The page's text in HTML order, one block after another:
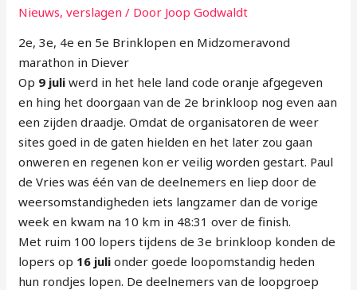
Nieuws,verslagen / Door Joop Godwaldt
2e, 3e, 4e en 5e Brinklopen en Midzomeravond
marathon in Diever
Op 9 juli werd in het hele land code oranje afgegeven
en hing het doorgaan van de 2e brinkloop nog even aan
een zijden draadje. Omdat de organisatoren de weer
sites goed in de gaten hielden en het later zou gaan
onweren en regenen kon er veilig worden gestart. Paul
de Vries was één van de deelnemers en liep door de
weersomstandigheden iets langzamer dan de vorige
week en kwam na 10 km in 48:31 over de finish.
Met ruim 100 lopers tijdens de 3e brinkloop konden de
lopers op 16 juli onder goede loopomstandig heden
hun rondjes lopen. De deelnemers van de loopgroep